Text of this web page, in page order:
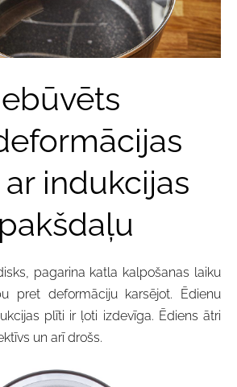
indukcijas
pagarina katla kalpošanas laiku
pret deformāciju karsējot. Ēdienu
plīti ir ļoti izdevīga. Ēdiens ātri
un arī drošs.